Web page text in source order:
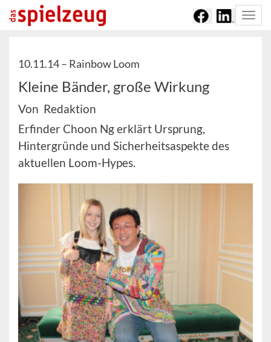
10.11.14 – Rainbow Loom
Kleine Bänder, große Wirkung
Von Redaktion
Erfinder Choon Ng erklärt Ursprung,
Hintergründe und Sicherheitsaspekte des
aktuellen Loom-Hypes.